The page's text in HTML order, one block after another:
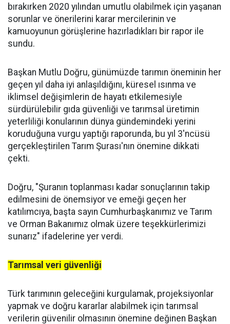
bırakırken 2020 yılından umutlu olabilmek için yaşanan
sorunlar ve önerilerini karar mercilerinin ve
kamuoyunun görüşlerine hazırladıkları bir rapor ile
sundu.
Başkan Mutlu Doğru, günümüzde tarımın öneminin her
geçen yıl daha iyi anlaşıldığını, küresel ısınma ve
iklimsel değişimlerin de hayatı etkilemesiyle
sürdürülebilir gıda güvenliği ve tarımsal üretimin
yeterliliği konularının dünya gündemindeki yerini
koruduğuna vurgu yaptığı raporunda, bu yıl 3'ncüsü
gerçekleştirilen Tarım Şurası'nın önemine dikkati
çekti.
Doğru, "Şuranın toplanması kadar sonuçlarının takip
edilmesini de önemsiyor ve emeği geçen her
katılımcıya, başta sayın Cumhurbaşkanımız ve Tarım
ve Orman Bakanımız olmak üzere teşekkürlerimizi
sunarız" ifadelerine yer verdi.
Tarımsal veri güvenliği
Türk tarımının geleceğini kurgulamak, projeksiyonlar
yapmak ve doğru kararlar alabilmek için tarımsal
verilerin güvenilir olmasının önemine değinen Başkan